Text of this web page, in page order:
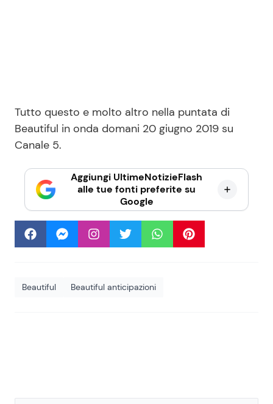
Tutto questo e molto altro nella puntata di
Beautiful in onda domani 20 giugno 2019 su
Canale 5.
Aggiungi UltimeNotizieFlash
alle tue fonti preferite su
Google
Beautiful Beautiful anticipazioni